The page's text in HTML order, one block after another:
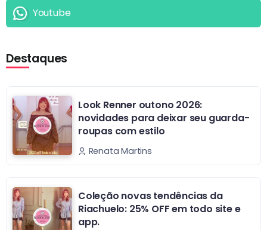
Youtube
Destaques
Look Renner outono 2026:
novidades para deixar seu guarda-
roupas com estilo
Renata Martins
Coleção novas tendências da
Riachuelo: 25% OFF em todo site e
app.